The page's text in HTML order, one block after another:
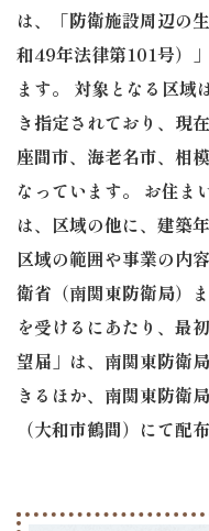
は、「防衛施設周辺の
和49年法律第101号）
ます。 対象となる区域
き指定されており、現
座間市、海老名市、相
なっています。 お住ま
は、区域の他に、建築
区域の範囲や事業の内
衛省（南関東防衛局）
を受けるにあたり、最
望届」は、南関東防衛
きるほか、南関東防衛
（大和市鶴間）にて配